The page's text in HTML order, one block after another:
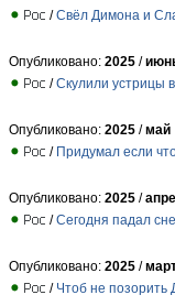
/Свёл Димона и
Опубликовано: 2025 /
/Скулили устрицы
Опубликовано: 2025 /май
/ Придумал если
Опубликовано: 2025 /
/Сегодня падал
Опубликовано: 2025 /
/ Чтоб не позорить